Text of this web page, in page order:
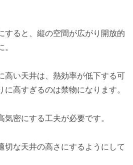
すると、縦の空間が広がり開放的
高い天井は、熱効率が低下する可
高すぎるのは禁物になります。
気密にする工夫が必要です。
切な天井の高さにするようにして